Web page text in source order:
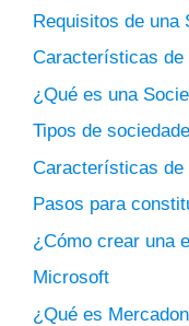
Requisitos de una
Características de
¿Qué es una
Tipos de
Características de
Pasos para
¿Cómo crear una
Microsoft
¿Qué es